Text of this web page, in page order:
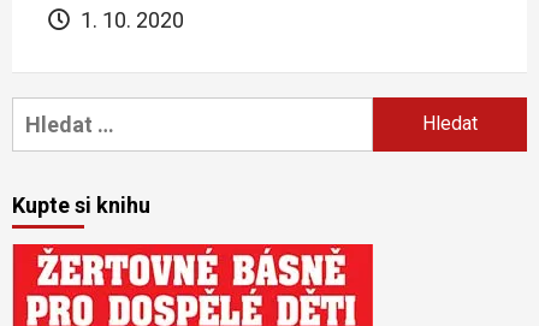
1. 10. 2020
Vyhledávání
Kupte si knihu